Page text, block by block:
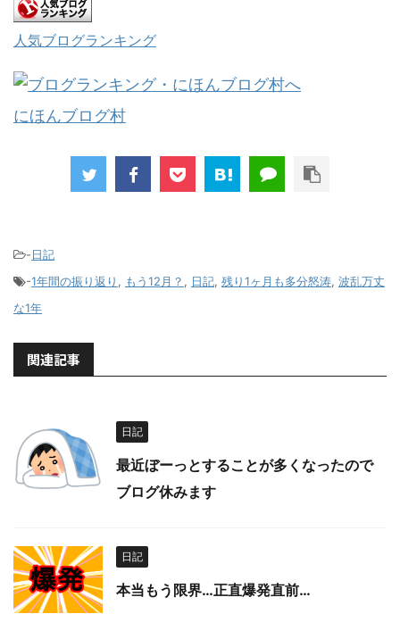
人気ブログランキング
にほんブログ村
-日記
-1年間の振り返り , もう12月？ , 日記, 残り1ヶ月も多分怒涛, 波乱万丈
な1年
関連記事
日記
最近ぼーっとすることが多くなったので
ブログ休みます
日記
本当もう限界…正直爆発直前…